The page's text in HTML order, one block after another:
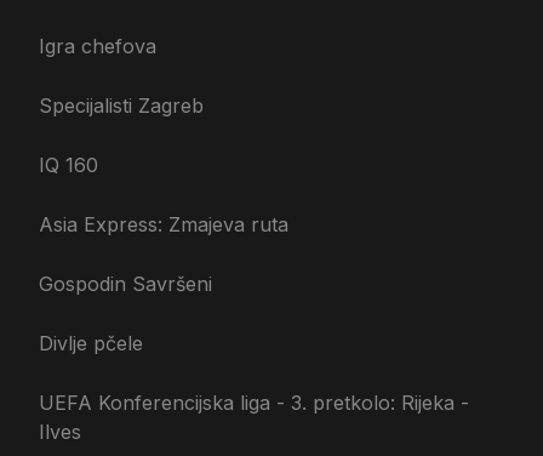
Igra chefova
Specijalisti Zagreb
IQ 160
Asia Express: Zmajeva ruta
Gospodin Savršeni
Divlje pčele
UEFA Konferencijska liga - 3. pretkolo: Rijeka -
Ilves